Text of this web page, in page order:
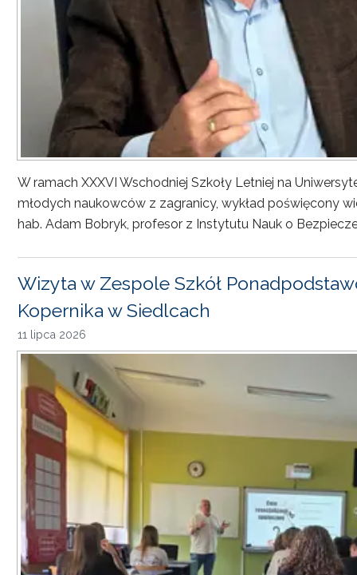
W ramach XXXVI Wschodniej Szkoły Letniej na
młodych naukowców z zagranicy, wykład poświęcony
hab. Adam Bobryk, profesor z Instytutu Nauk o
Wizyta w Zespole Szkół
Kopernika w Siedlcach
11 lipca 2026